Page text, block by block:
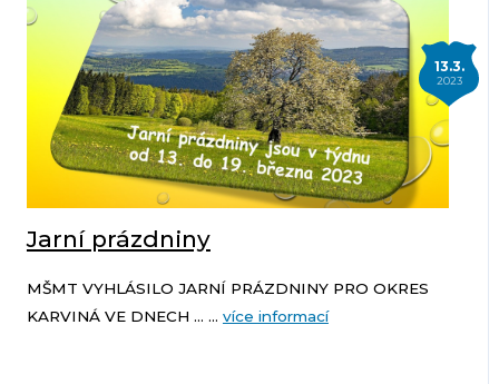
13.3.
2023
Jarní prázdniny
MŠMT VYHLÁSILO JARNÍ PRÁZDNINY PRO OKRES
KARVINÁ VE DNECH ... ... více informací